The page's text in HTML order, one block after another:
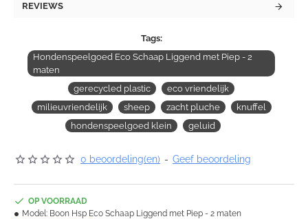
REVIEWS
Tags:
Hondenspeelgoed Eco Schaap Liggend met Piep - 2
maten
gerecycled plastic
eco vriendelijk
milieuvriendelijk
sheep zacht pluche
knuffel
hondenspeelgoed klein
geluid
0 beoordeling(en) - Geef beoordeling
OP VOORRAAD
Model: Boon Hsp Eco Schaap Liggend met Piep - 2 maten